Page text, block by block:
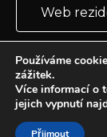
Web
Copyright
Vytvořil: Plus
Používáme
zážitek.
Více informací o
jejich vypnutí
Přijmout